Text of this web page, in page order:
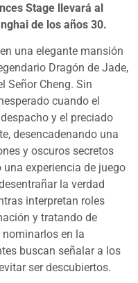
Stage llevará al
de los años 30.
una elegante mansión
Dragón de Jade,
Señor Cheng. Sin
cuando el
y el preciado
desencadenando una
y oscuros secretos
experiencia de juego
la verdad
interpretan roles
y tratando de
en la
buscan señalar a los
ser descubiertos.